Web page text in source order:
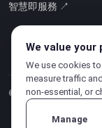
智慧即服務 ↗
© 2026 CloudSigma
We value your
We use cookies
measure traffic
non-essential, or
Manage